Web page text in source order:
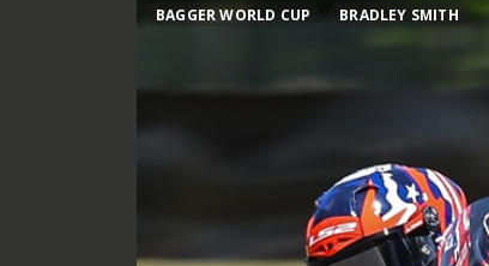
BAGGER WORLD CUP BRADLEY SMITH